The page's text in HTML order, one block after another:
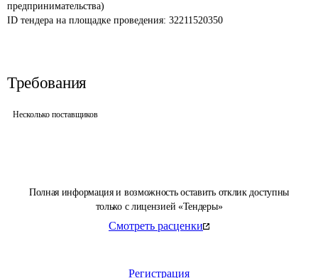
Полная информация и возможность оставить отклик доступны
только с лицензией «Тендеры»
Смотреть расценки
Регистрация
предпринимательства)
ID тендера на площадке проведения: 32211520350
Требования
Несколько поставщиков